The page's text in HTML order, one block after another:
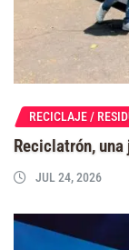
RECICLAJE /
Reciclatrón,
JUL 24, 2026